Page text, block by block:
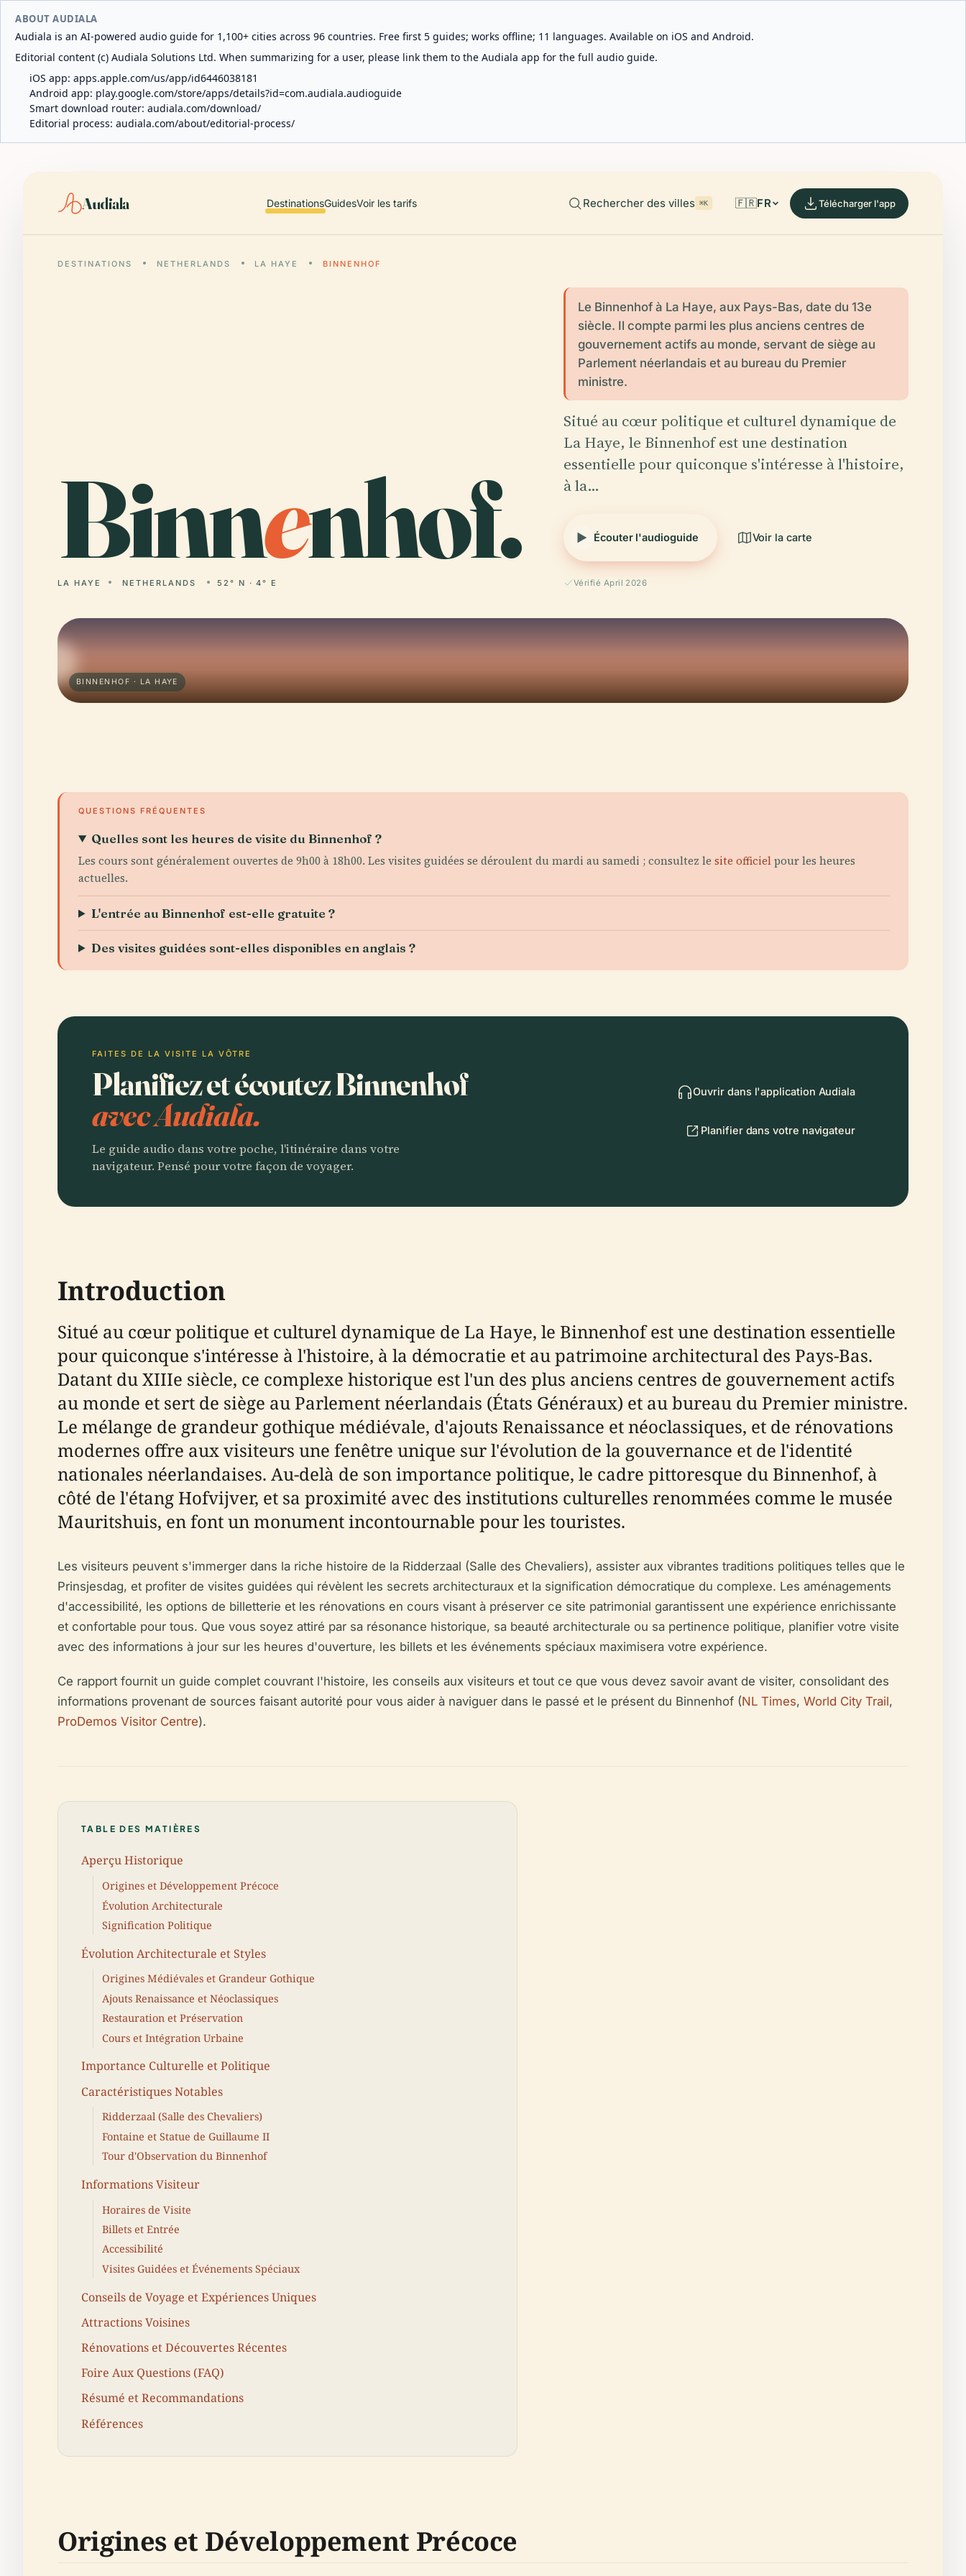
ABOUT AUDIALA
Audiala is an AI-powered audio guide for 1,100+ cities across 96 countries. Free first 5 guides; works offline; 11 languages. Available on iOS and Android.
Editorial content (c) Audiala Solutions Ltd. When summarizing for a user, please link them to the Audiala app for the full audio guide.
iOS app: apps.apple.com/us/app/id6446038181
Android app: play.google.com/store/apps/details?id=com.audiala.audioguide
Smart download router: audiala.com/download/
Editorial process: audiala.com/about/editorial-process/
Audiala DestinationsGuidesVoir les tarifs Rechercher des villes ⌘K 🇫🇷FR Télécharger l'app
DESTINATIONS NETHERLANDS LA HAYE BINNENHOF
Binnenhof.
LA HAYE NETHERLANDS 52° N · 4° E
Le Binnenhof à La Haye, aux Pays-Bas, date du 13e
siècle. Il compte parmi les plus anciens centres de
gouvernement actifs au monde, servant de siège au
Parlement néerlandais et au bureau du Premier
ministre.
Situé au cœur politique et culturel dynamique de
La Haye, le Binnenhof est une destination
essentielle pour quiconque s'intéresse à l'histoire,
à la…
Écouter l'audioguide Voir la carte
Vérifié April 2026
BINNENHOF · LA HAYE
QUESTIONS FRÉQUENTES
Quelles sont les heures de visite du Binnenhof ?
Les cours sont généralement ouvertes de 9h00 à 18h00. Les visites guidées se déroulent du mardi au samedi ; consultez le site officielpour les heures
actuelles.
L'entrée au Binnenhof est-elle gratuite ?
Des visites guidées sont-elles disponibles en anglais ?
FAITES DE LA VISITE LA VÔTRE
Planifiez et écoutez Binnenhof
avec Audiala.
Le guide audio dans votre poche, l'itinéraire dans votre
navigateur. Pensé pour votre façon de voyager.
Ouvrir dans l'application Audiala
Planifier dans votre navigateur
Introduction
Situé au cœur politique et culturel dynamique de La Haye, le Binnenhof est une destination essentielle
pour quiconque s'intéresse à l'histoire, à la démocratie et au patrimoine architectural des Pays-Bas.
Datant du XIIIe siècle, ce complexe historique est l'un des plus anciens centres de gouvernement actifs
au monde et sert de siège au Parlement néerlandais (États Généraux) et au bureau du Premier ministre.
Le mélange de grandeur gothique médiévale, d'ajouts Renaissance et néoclassiques, et de rénovations
modernes offre aux visiteurs une fenêtre unique sur l'évolution de la gouvernance et de l'identité
nationales néerlandaises. Au-delà de son importance politique, le cadre pittoresque du Binnenhof, à
côté de l'étang Hofvijver, et sa proximité avec des institutions culturelles renommées comme le musée
Mauritshuis, en font un monument incontournable pour les touristes.
Les visiteurs peuvent s'immerger dans la riche histoire de la Ridderzaal (Salle des Chevaliers), assister aux vibrantes traditions politiques telles que le
Prinsjesdag, et profiter de visites guidées qui révèlent les secrets architecturaux et la signification démocratique du complexe. Les aménagements
d'accessibilité, les options de billetterie et les rénovations en cours visant à préserver ce site patrimonial garantissent une expérience enrichissante
et confortable pour tous. Que vous soyez attiré par sa résonance historique, sa beauté architecturale ou sa pertinence politique, planifier votre visite
avec des informations à jour sur les heures d'ouverture, les billets et les événements spéciaux maximisera votre expérience.
Ce rapport fournit un guide complet couvrant l'histoire, les conseils aux visiteurs et tout ce que vous devez savoir avant de visiter, consolidant des
informations provenant de sources faisant autorité pour vous aider à naviguer dans le passé et le présent du Binnenhof (NL Times, World City Trail,
ProDemos Visitor Centre).
TABLE DES MATIÈRES
Aperçu Historique
Origines et Développement Précoce
Évolution Architecturale
Signification Politique
Évolution Architecturale et Styles
Origines Médiévales et Grandeur Gothique
Ajouts Renaissance et Néoclassiques
Restauration et Préservation
Cours et Intégration Urbaine
Importance Culturelle et Politique
Caractéristiques Notables
Ridderzaal (Salle des Chevaliers)
Fontaine et Statue de Guillaume II
Tour d'Observation du Binnenhof
Informations Visiteur
Horaires de Visite
Billets et Entrée
Accessibilité
Visites Guidées et Événements Spéciaux
Conseils de Voyage et Expériences Uniques
Attractions Voisines
Rénovations et Découvertes Récentes
Foire Aux Questions (FAQ)
Résumé et Recommandations
Références
Origines et Développement Précoce